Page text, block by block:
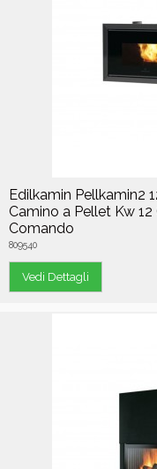
Edilkamin Pellkamin2
Camino a Pellet Kw 12
Comando
809540
Vedi Dettagli